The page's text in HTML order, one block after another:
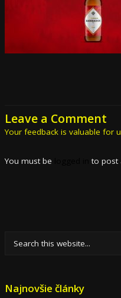
Leave a Comment
Your feedback is valuable for
You must be to post
Najnovšie články